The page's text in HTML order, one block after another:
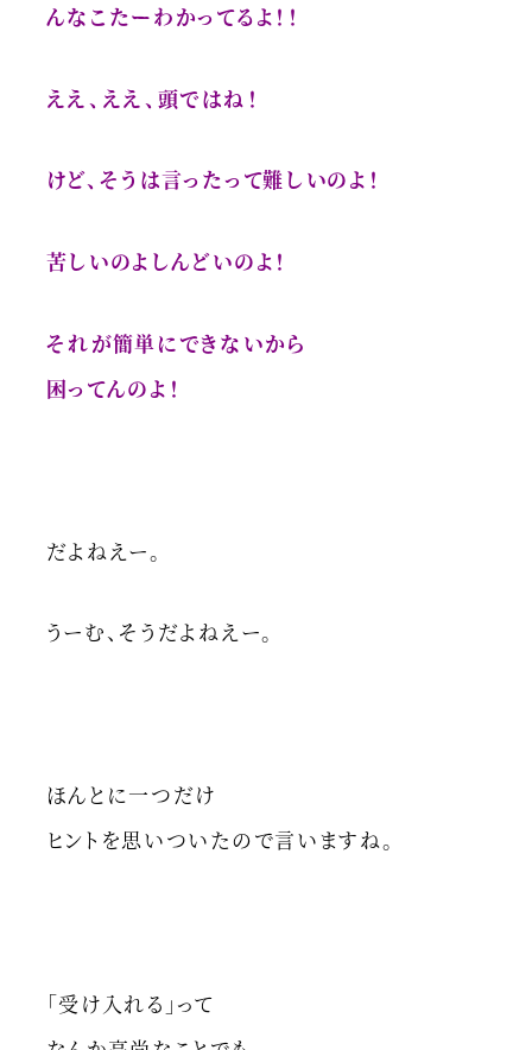
んなこたーわかってるよ！！
ええ、ええ、頭ではね！
けど、そうは言ったって難しいのよ！
苦しいのよしんどいのよ！
それが簡単にできないから
困ってんのよ！
だよねえー。
うーむ、そうだよねえー。
ほんとに一つだけ
ヒントを思いついたので言いますね。
「受け入れる」って